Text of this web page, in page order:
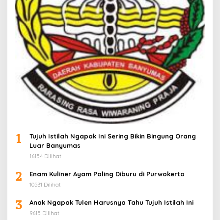
1
Tujuh Istilah Ngapak Ini Sering Bikin Bingung Orang
Luar Banyumas
16154 Dilihat
2 Enam Kuliner Ayam Paling Diburu di Purwokerto
10531 Dilihat
3 Anak Ngapak Tulen Harusnya Tahu Tujuh Istilah Ini
9615 Dilihat